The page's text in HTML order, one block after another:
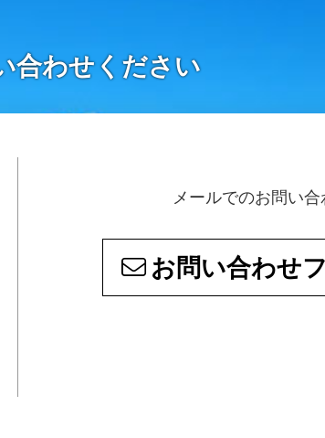
合わせください
メールでのお問い合
お問い合わせ